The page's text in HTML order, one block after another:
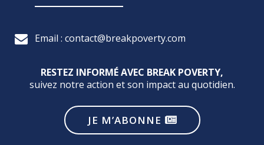
Email : contact@breakpoverty.com
RESTEZ INFORMÉ AVEC BREAK POVERTY,
suivez notre action et son impact au quotidien.
JE M’ABONNE